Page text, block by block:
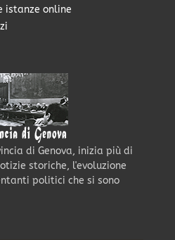
istanze online
di Genova, inizia più di
storiche, l'evoluzione
politici che si sono